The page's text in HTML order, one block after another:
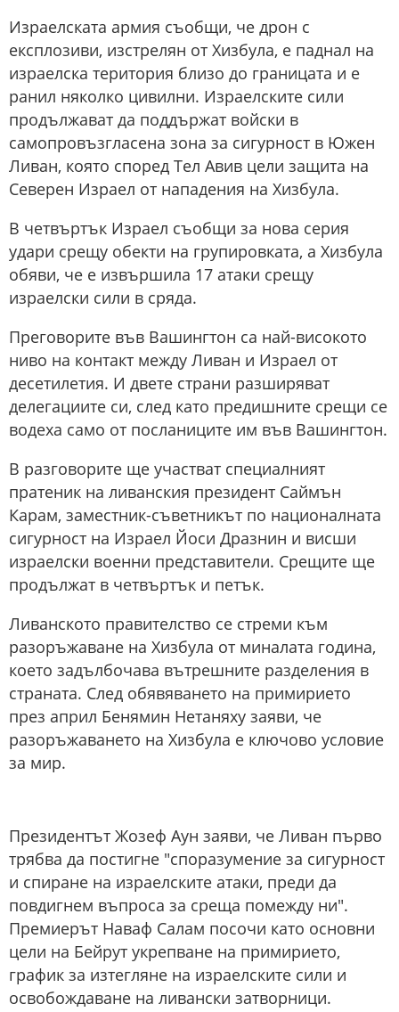
Израелската армия съобщи, че дрон с
експлозиви, изстрелян от Хизбула, е паднал на
израелска територия близо до границата и е
ранил няколко цивилни. Израелските сили
продължават да поддържат войски в
самопровъзгласена зона за сигурност в Южен
Ливан, която според Тел Авив цели защита на
Северен Израел от нападения на Хизбула.
В четвъртък Израел съобщи за нова серия
удари срещу обекти на групировката, а Хизбула
обяви, че е извършила 17 атаки срещу
израелски сили в сряда.
Преговорите във Вашингтон са най-високото
ниво на контакт между Ливан и Израел от
десетилетия. И двете страни разширяват
делегациите си, след като предишните срещи се
водеха само от посланиците им във Вашингтон.
В разговорите ще участват специалният
пратеник на ливанския президент Саймън
Карам, заместник-съветникът по националната
сигурност на Израел Йоси Дразнин и висши
израелски военни представители. Срещите ще
продължат в четвъртък и петък.
Ливанското правителство се стреми към
разоръжаване на Хизбула от миналата година,
което задълбочава вътрешните разделения в
страната. След обявяването на примирието
през април Бенямин Нетаняху заяви, че
разоръжаването на Хизбула е ключово условие
за мир.
Президентът Жозеф Аун заяви, че Ливан първо
трябва да постигне "споразумение за сигурност
и спиране на израелските атаки, преди да
повдигнем въпроса за среща помежду ни".
Премиерът Наваф Салам посочи като основни
цели на Бейрут укрепване на примирието,
график за изтегляне на израелските сили и
освобождаване на ливански затворници.